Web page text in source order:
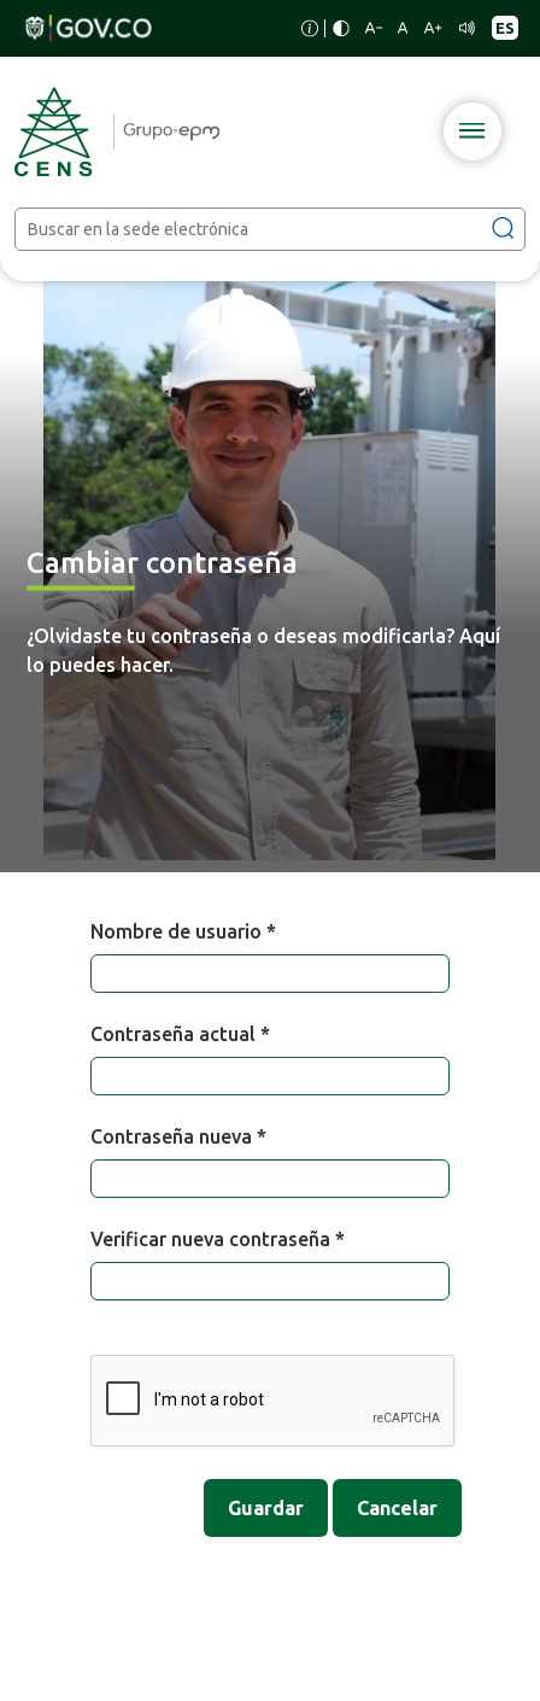
Cambiar contraseña
¿Olvidaste tu contraseña o deseas modificarla? Aquí
lo puedes hacer.
Nombre de usuario *
Contraseña actual *
Contraseña nueva *
Verificar nueva contraseña *